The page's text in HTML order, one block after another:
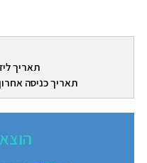
תאריך לידה:01/
תאריך כניסה אחרון: 2026-08-07